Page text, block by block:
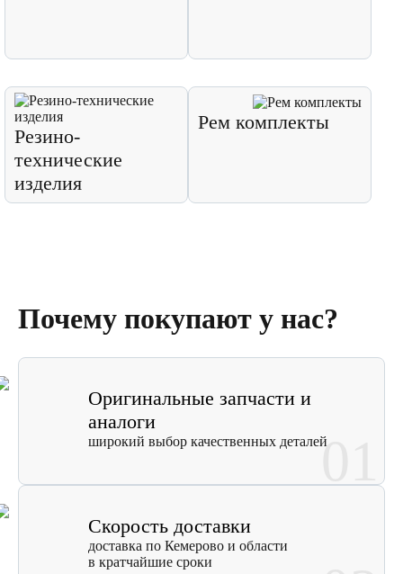
Резино-
технические
изделия
Рем комплекты
Почему покупают у нас?
Оригинальные запчасти и
аналоги
широкий выбор качественных деталей01
Скорость доставки
доставка по Кемерово и области
в кратчайшие сроки